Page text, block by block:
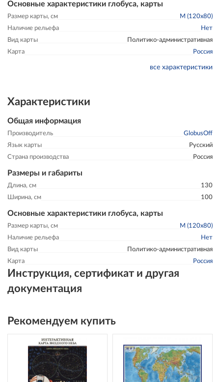
Основные характеристики глобуса, карты
Размер карты, см
M (120x80)
Наличие рельефа
Нет
Вид карты
Политико-административная
Карта
Россия
все характеристики
Характеристики
Общая информация
Производитель
GlobusOff
Язык карты
Русский
Страна производства
Россия
Размеры и габариты
Длина, см
130
Ширина, см
100
Основные характеристики глобуса, карты
Размер карты, см
M (120x80)
Наличие рельефа
Нет
Вид карты
Политико-административная
Карта
Россия
Инструкция, сертификат и другая
документация
Рекомендуем купить